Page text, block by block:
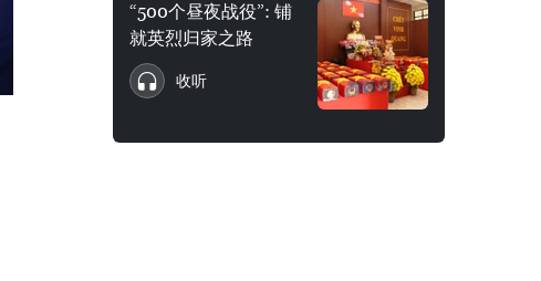
“500个昼夜战役”: 铺
就英烈归家之路
收听